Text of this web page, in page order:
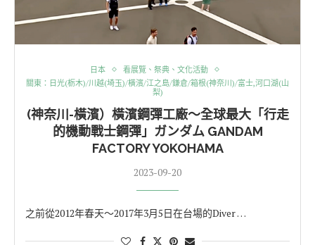
日本
看展覽、祭典、文化活動
關東：日光(栃木)/川越(埼玉)/橫濱/江之島/鎌倉/箱根(神奈川)/富士,河口湖(山
梨)
(神奈川-橫濱）橫濱鋼彈工廠～全球最大「行走
的機動戰士鋼彈」ガンダム GANDAM
FACTORY YOKOHAMA
2023-09-20
之前從2012年春天～2017年3月5日在台場的Diver …